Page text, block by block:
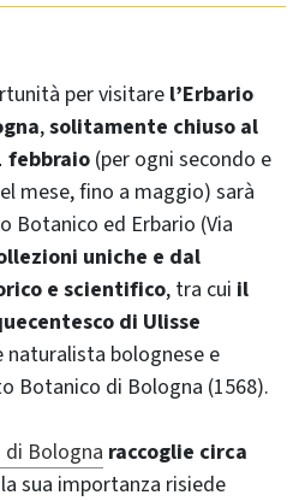
per visitare l’Erbario
,solitamente chiuso al
febbraio (per ogni secondo e
mese, fino a maggio) sarà
Botanico ed Erbario (Via
uniche e dal
e scientifico, tra cui il
di Ulisse
bolognese e
Botanico di Bologna (1568).
di Bologna raccoglie circa
sua importanza risiede